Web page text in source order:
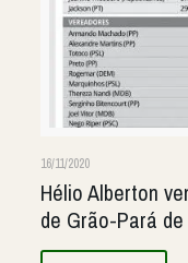
16/11/2020
Hélio Alberton
de Grão-Pará